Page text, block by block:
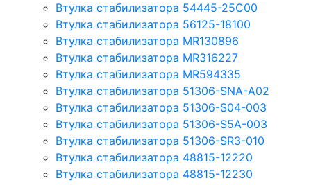
Втулка стабилизатора 54445-25C00
Втулка стабилизатора 56125-18100
Втулка стабилизатора MR130896
Втулка стабилизатора MR316227
Втулка стабилизатора MR594335
Втулка стабилизатора 51306-SNA-A02
Втулка стабилизатора 51306-S04-003
Втулка стабилизатора 51306-S5A-003
Втулка стабилизатора 51306-SR3-010
Втулка стабилизатора 48815-12220
Втулка стабилизатора 48815-12230